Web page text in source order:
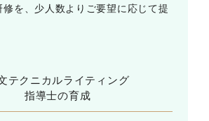
修を、少人数よりご要望に応じて提
テクニカルライティング
指導士の育成